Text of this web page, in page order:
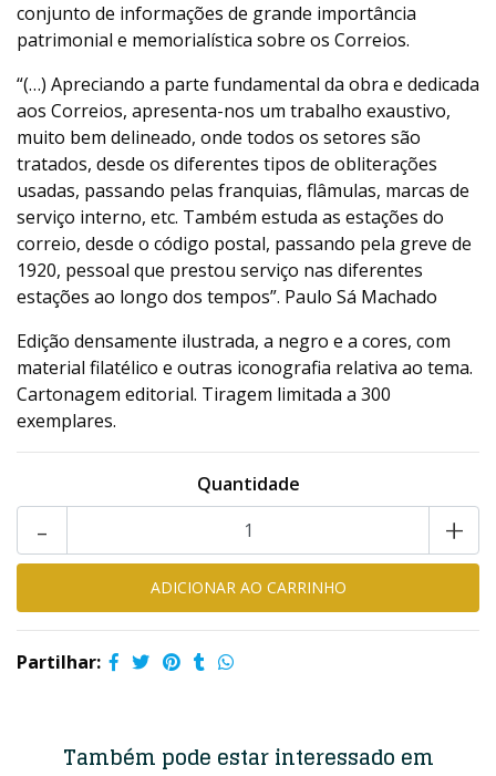
conjunto de informações de grande importância
patrimonial e memorialística sobre os Correios.
“(…) Apreciando a parte fundamental da obra e dedicada
aos Correios, apresenta-nos um trabalho exaustivo,
muito bem delineado, onde todos os setores são
tratados, desde os diferentes tipos de obliterações
usadas, passando pelas franquias, flâmulas, marcas de
serviço interno, etc. Também estuda as estações do
correio, desde o código postal, passando pela greve de
1920, pessoal que prestou serviço nas diferentes
estações ao longo dos tempos”. Paulo Sá Machado
Edição densamente ilustrada, a negro e a cores, com
material filatélico e outras iconografia relativa ao tema.
Cartonagem editorial. Tiragem limitada a 300
exemplares.
Quantidade
+
-
Partilhar:
Também pode estar interessado em